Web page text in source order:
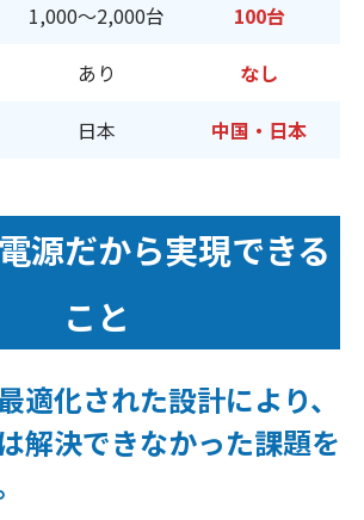
1,000～2,000台
100台
あり
なし
日本 中国・日本
源だから実現できる
こと
適化された設計により、
解決できなかった課題を